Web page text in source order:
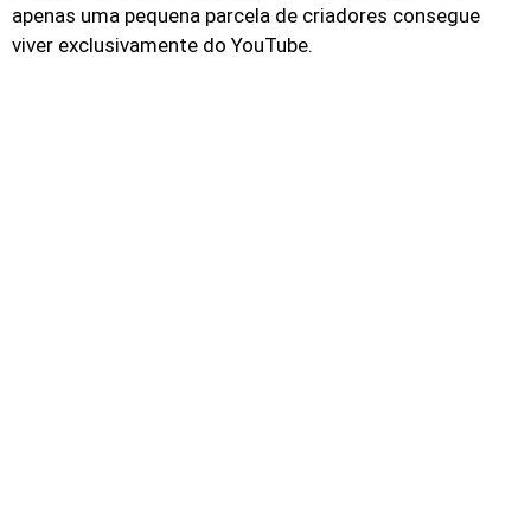
apenas uma pequena parcela de criadores consegue
viver exclusivamente do YouTube.